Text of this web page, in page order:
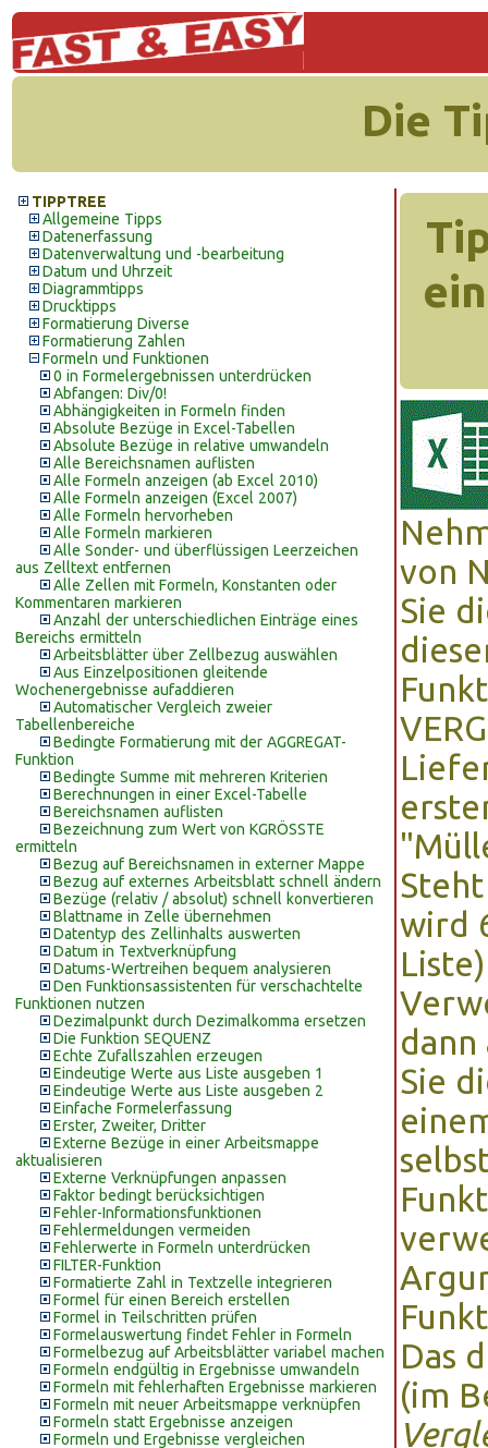
Die
TIPPTREE
Allgemeine Tipps
Datenerfassung
Datenverwaltung und -bearbeitung
Datum und Uhrzeit
Diagrammtipps
Drucktipps
Formatierung Diverse
Formatierung Zahlen
Formeln und Funktionen
0 in Formelergebnissen unterdrücken
Abfangen: Div/0!
Abhängigkeiten in Formeln finden
Absolute Bezüge in Excel-Tabellen
Absolute Bezüge in relative umwandeln
Alle Bereichsnamen auflisten
Alle Formeln anzeigen (ab Excel 2010)
Alle Formeln anzeigen (Excel 2007)
Alle Formeln hervorheben
Alle Formeln markieren
Alle Sonder- und überflüssigen Leerzeichen
aus Zelltext entfernen
Alle Zellen mit Formeln, Konstanten oder
Kommentaren markieren
Anzahl der unterschiedlichen Einträge eines
Bereichs ermitteln
Arbeitsblätter über Zellbezug auswählen
Aus Einzelpositionen gleitende
Wochenergebnisse aufaddieren
Automatischer Vergleich zweier
Tabellenbereiche
Bedingte Formatierung mit der AGGREGAT-
Funktion
Bedingte Summe mit mehreren Kriterien
Berechnungen in einer Excel-Tabelle
Bereichsnamen auflisten
Bezeichnung zum Wert von KGRÖSSTE
ermitteln
Bezug auf Bereichsnamen in externer Mappe
Bezug auf externes Arbeitsblatt schnell ändern
Bezüge (relativ / absolut) schnell konvertieren
Blattname in Zelle übernehmen
Datentyp des Zellinhalts auswerten
Datum in Textverknüpfung
Datums-Wertreihen bequem analysieren
Den Funktionsassistenten für verschachtelte
Funktionen nutzen
Dezimalpunkt durch Dezimalkomma ersetzen
Die Funktion SEQUENZ
Echte Zufallszahlen erzeugen
Eindeutige Werte aus Liste ausgeben 1
Eindeutige Werte aus Liste ausgeben 2
Einfache Formelerfassung
Erster, Zweiter, Dritter
Externe Bezüge in einer Arbeitsmappe
aktualisieren
Externe Verknüpfungen anpassen
Faktor bedingt berücksichtigen
Fehler-Informationsfunktionen
Fehlermeldungen vermeiden
Fehlerwerte in Formeln unterdrücken
FILTER-Funktion
Formatierte Zahl in Textzelle integrieren
Formel für einen Bereich erstellen
Formel in Teilschritten prüfen
Formelauswertung findet Fehler in Formeln
Formelbezug auf Arbeitsblätter variabel machen
Formeln endgültig in Ergebnisse umwandeln
Formeln mit fehlerhaften Ergebnisse markieren
Formeln mit neuer Arbeitsmappe verknüpfen
Formeln statt Ergebnisse anzeigen
Formeln und Ergebnisse vergleichen
von
Sie
wird
dann
Sie
Das
(im